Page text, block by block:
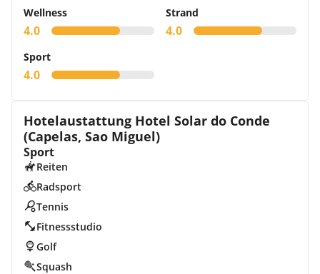
Wellness
4.0
Strand
4.0
Sport
4.0
Hotelaustattung Hotel Solar do Conde
(Capelas, Sao Miguel)
Sport
Reiten
Radsport
Tennis
Fitnessstudio
Golf
Squash